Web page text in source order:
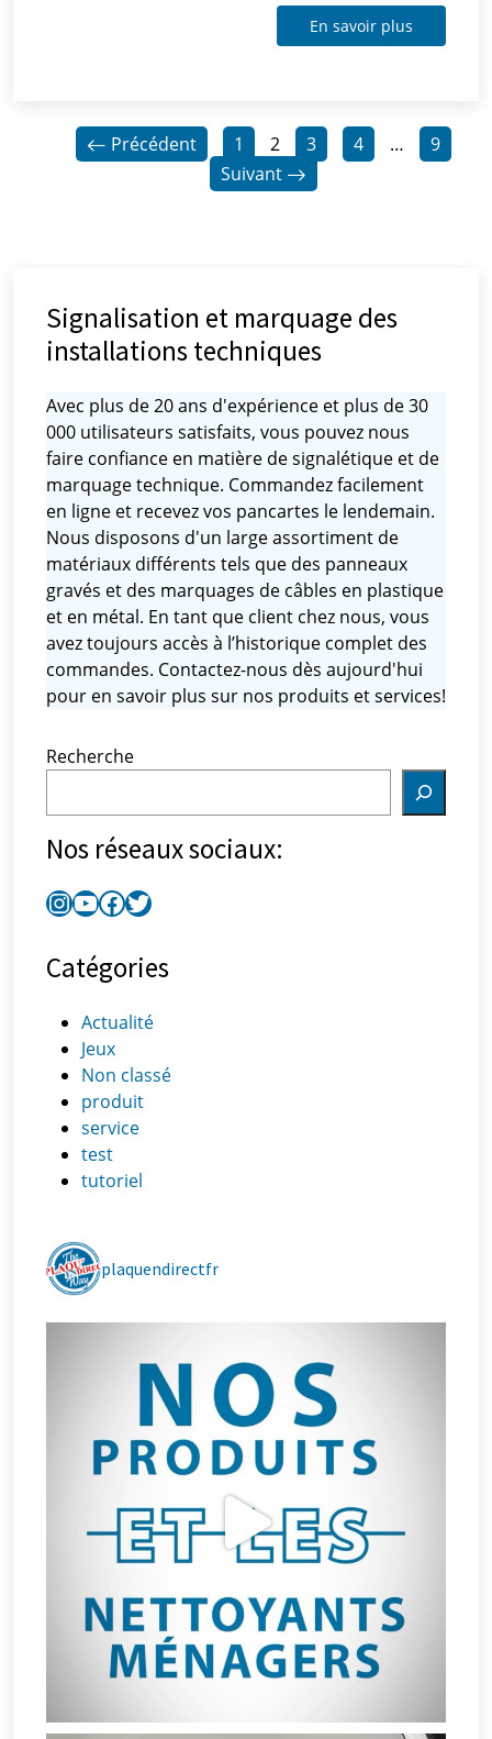
En savoir plus
Précédent 1 2 3 4 …
9
Suivant
Signalisation et marquage des
installations techniques
Avec plus de 20 ans d'expérience et plus de 30
000 utilisateurs satisfaits, vous pouvez nous
faire confiance en matière de signalétique et de
marquage technique. Commandez facilement
en ligne et recevez vos pancartes le lendemain.
Nous disposons d'un large assortiment de
matériaux différents tels que des panneaux
gravés et des marquages ​​de câbles en plastique
et en métal. En tant que client chez nous, vous
avez toujours accès à l’historique complet des
commandes. Contactez-nous dès aujourd'hui
pour en savoir plus sur nos produits et services!
Recherche
Nos réseaux sociaux:
Catégories
Actualité
Jeux
Non classé
produit
service
test
tutoriel
plaquendirectfr